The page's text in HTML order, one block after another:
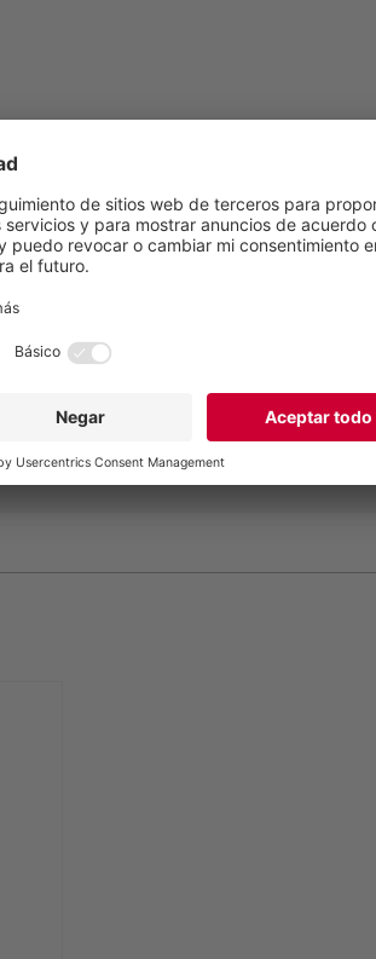
Alemania
lavado de coches y